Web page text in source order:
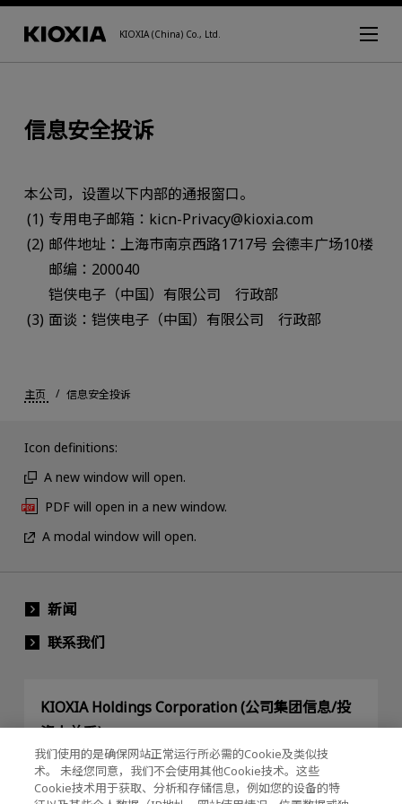
KIOXIA (China) Co., Ltd.
信息安全投诉
本公司，设置以下内部的通报窗口。
专用电子邮箱：kicn-Privacy@kioxia.com
邮件地址：上海市南京西路1717号 会德丰广场10楼
邮编：200040
铠侠电子（中国）有限公司 行政部
面谈：铠侠电子（中国）有限公司 行政部
主页 信息安全投诉
Icon definitions:
A new window will open.
PDF will open in a new window.
A modal window will open.
新闻
联系我们
KIOXIA Holdings Corporation (公司集团信息/投
资人关系)
KIOXIA Holdings Corporation Home
投资人关系
我们使用的是确保网站正常运行所必需的Cookie及类似技
术。 未经您同意，我们不会使用其他Cookie技术。这些
Cookie技术用于获取、分析和存储信息，例如您的设备的特